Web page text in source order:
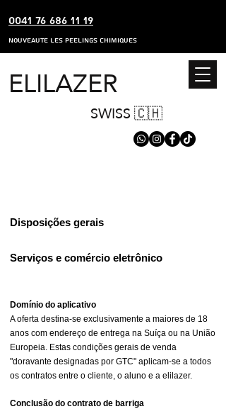
0041 76 686 11 19
nouveaute les peelings chimiques
ELILAZER
SWISS 🇨🇭
Disposições gerais
Serviços e comércio eletrônico
Domínio do aplicativo
A oferta destina-se exclusivamente a maiores de 18
anos com endereço de entrega na Suíça ou na União
Europeia. Estas condições gerais de venda
"doravante designadas por GTC" aplicam-se a todos
os contratos entre o cliente, o aluno e a elilazer.
Conclusão do contrato de barriga